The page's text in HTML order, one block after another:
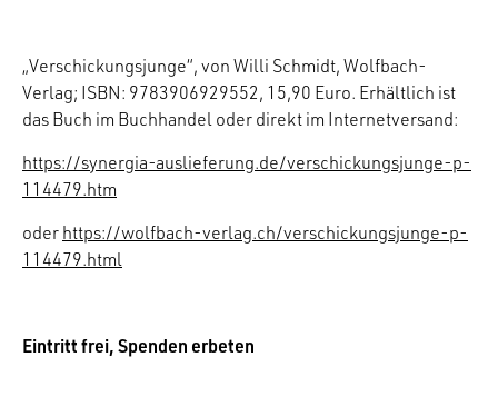
„Verschickungsjunge“, von Willi Schmidt, Wolfbach-
Verlag; ISBN: 9783906929552, 15,90 Euro. Erhältlich ist
das Buch im Buchhandel oder direkt im Internetversand:
https://synergia-auslieferung.de/verschickungsjunge-p-
114479.htm
oder https://wolfbach-verlag.ch/verschickungsjunge-p-
114479.html
Eintritt frei, Spenden erbeten